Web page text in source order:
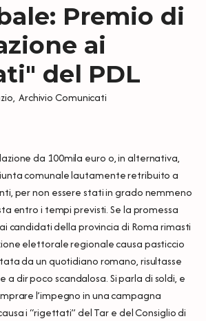
Premio di
ai
del PDL
, Archivio Comunicati
da 100mila euro o, in alternativa,
comunale lautamente retribuito a
per non essere stati in grado nemmeno
entro i tempi previsti. Se la promessa
candidati della provincia di Roma rimasti
elettorale regionale causa pasticcio
da un quotidiano romano, risultasse
dir poco scandalosa. Si parla di soldi, e
l’impegno in una campagna
i “rigettati” del Tar e del Consiglio di